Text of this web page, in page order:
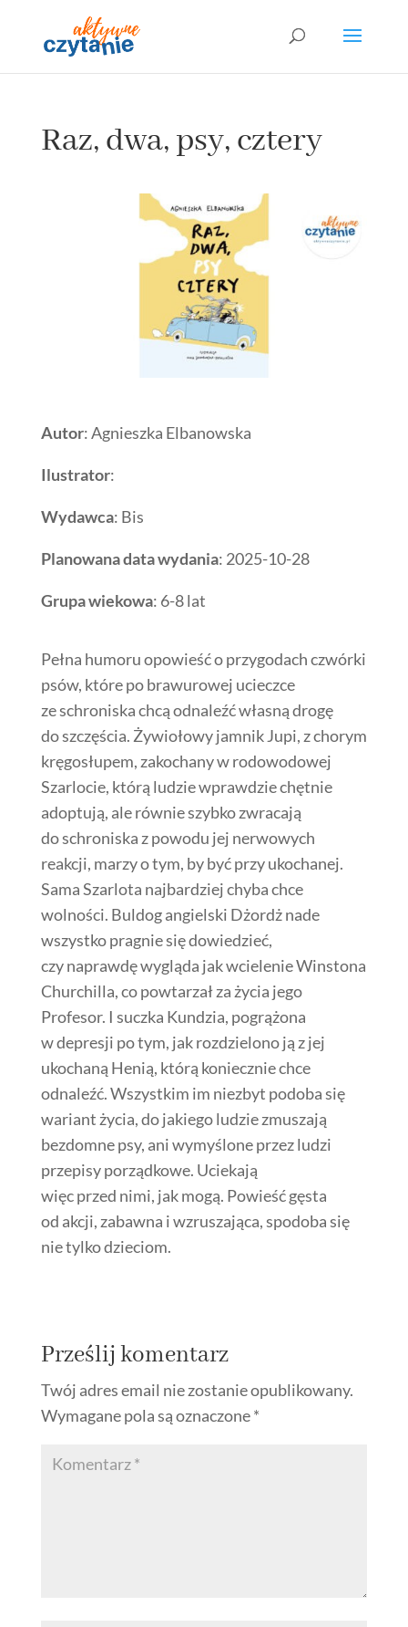
Raz, dwa, psy, cztery
Autor: Agnieszka Elbanowska
Ilustrator:
Wydawca: Bis
Planowana data wydania: 2025-10-28
Grupa wiekowa: 6-8 lat
Pełna humoru opowieść o przygodach czwórki
psów, które po brawurowej ucieczce
ze schroniska chcą odnaleźć własną drogę
do szczęścia. Żywiołowy jamnik Jupi, z chorym
kręgosłupem, zakochany w rodowodowej
Szarlocie, którą ludzie wprawdzie chętnie
adoptują, ale równie szybko zwracają
do schroniska z powodu jej nerwowych
reakcji, marzy o tym, by być przy ukochanej.
Sama Szarlota najbardziej chyba chce
wolności. Buldog angielski Dżordż nade
wszystko pragnie się dowiedzieć,
czy naprawdę wygląda jak wcielenie Winstona
Churchilla, co powtarzał za życia jego
Profesor. I suczka Kundzia, pogrążona
w depresji po tym, jak rozdzielono ją z jej
ukochaną Henią, którą koniecznie chce
odnaleźć. Wszystkim im niezbyt podoba się
wariant życia, do jakiego ludzie zmuszają
bezdomne psy, ani wymyślone przez ludzi
przepisy porządkowe. Uciekają
więc przed nimi, jak mogą. Powieść gęsta
od akcji, zabawna i wzruszająca, spodoba się
nie tylko dzieciom.
Prześlij komentarz
Twój adres email nie zostanie opublikowany.
Wymagane pola są oznaczone*